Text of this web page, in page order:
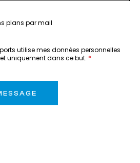
plans par mail
utilise mes données personnelles
uniquement dans ce but.